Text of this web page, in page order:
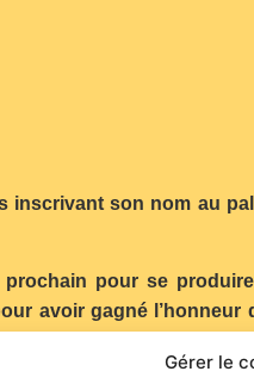
Gérer le
inscrivant son nom au
pour se
avoir gagné l’honneur
!!!